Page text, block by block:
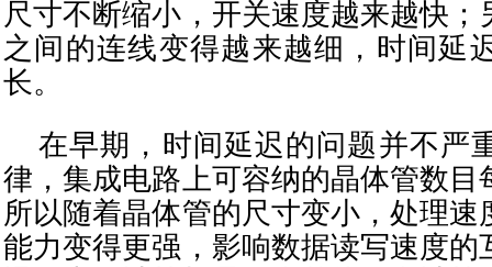
尺寸不断缩小，开关速度越来越快；
之间的连线变得越来越细，时间延
长。
在早期，时间延迟的问题并不严
律，集成电路上可容纳的晶体管数目
所以随着晶体管的尺寸变小，处理速
能力变得更强，影响数据读写速度的